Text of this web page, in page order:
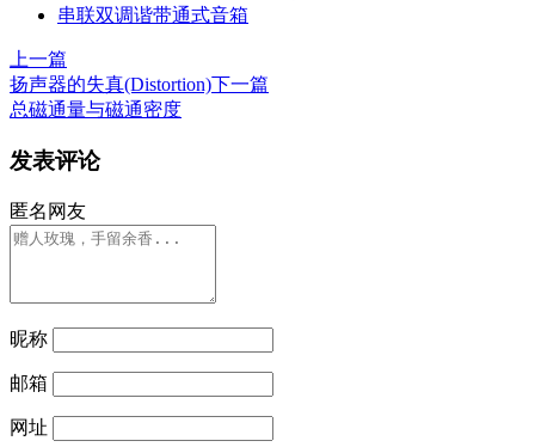
串联双调谐带通式音箱
上一篇
扬声器的失真(Distortion)下一篇
总磁通量与磁通密度
发表评论
匿名网友
昵称
邮箱
网址